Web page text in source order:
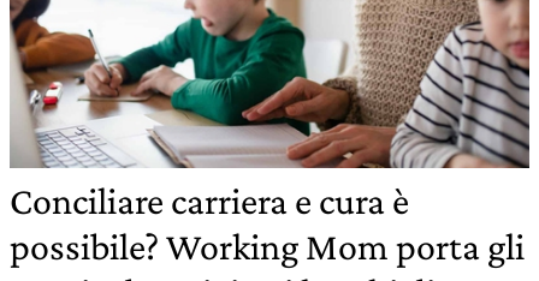
Conciliare carriera e cura è
possibile? Working Mom porta gli